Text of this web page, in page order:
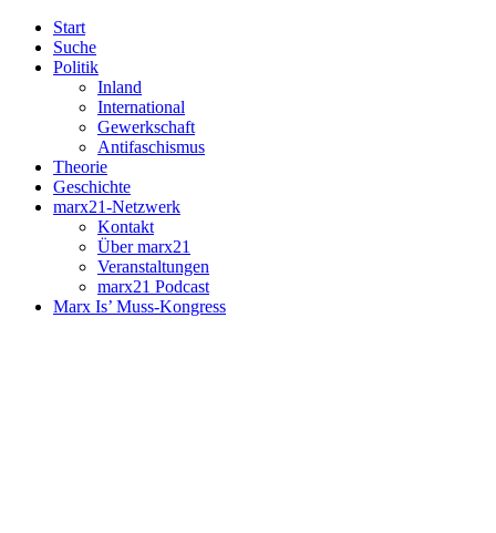
Start
Suche
Politik
Inland
International
Gewerkschaft
Antifaschismus
Theorie
Geschichte
marx21-Netzwerk
Kontakt
Über marx21
Veranstaltungen
marx21 Podcast
Marx Is’ Muss-Kongress